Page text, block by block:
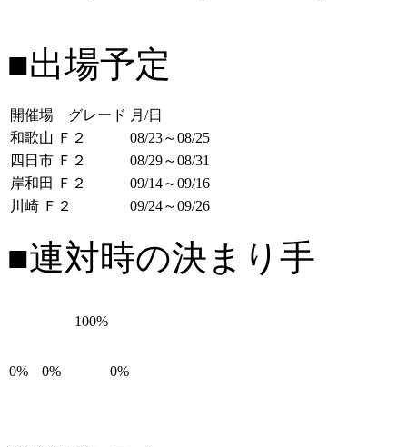
■出場予定
開催場 グレード 月/日
和歌山 Ｆ２
08/23～08/25
四日市 Ｆ２
08/29～08/31
岸和田 Ｆ２
09/14～09/16
川崎 Ｆ２
09/24～09/26
■連対時の決まり手
0% 0%
100%
0%